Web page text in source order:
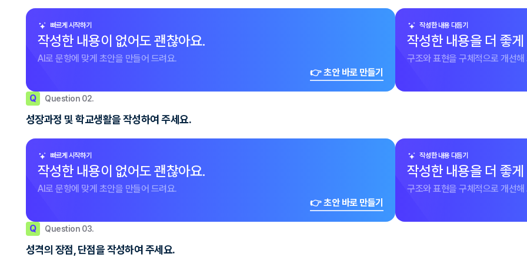
빠르게 시작하기
작성한 내용이 없어도 괜찮아요.
AI로 문항에 맞게 초안을 만들어 드려요.
👉 초안 바로 만들기
작성한 내용 다듬기
작성한 내용을 더 좋
구조와 표현을 구체적으로 개선해
Q Question 02.
성장과정 및 학교생활을 작성하여 주세요.
빠르게 시작하기
작성한 내용이 없어도 괜찮아요.
AI로 문항에 맞게 초안을 만들어 드려요.
👉 초안 바로 만들기
작성한 내용 다듬기
작성한 내용을 더 좋
구조와 표현을 구체적으로 개선해
Q Question 03.
성격의 장점, 단점을 작성하여 주세요.